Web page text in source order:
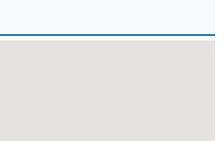
過ごせるのも魅力です。